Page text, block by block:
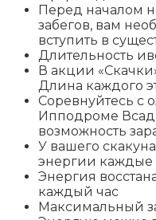
Перед началом
забегов, вам
вступить в
Длительность
В акции
Длина каждого
Соревнуйтесь с
Ипподроме
возможность
У вашего
энергии каждые
Энергия
каждый час
Максимальный